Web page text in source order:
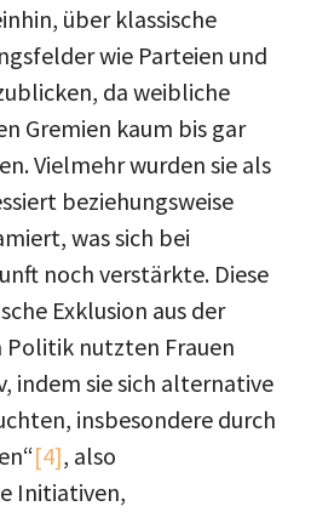
über klassische
wie Parteien und
da weibliche
Gremien kaum bis gar
Vielmehr wurden sie als
beziehungsweise
was sich bei
noch verstärkte. Diese
Exklusion aus der
nutzten Frauen
indem sie sich alternative
insbesondere durch
[4], also
Initiativen,